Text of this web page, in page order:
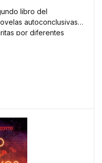
libro del
autoconclusivas
por diferentes
un mundo
conocida como la
variantes. Las